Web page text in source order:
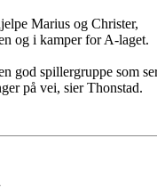
Marius og Christer,
og i kamper for A-laget.
god spillergruppe som
på vei, sier Thonstad.